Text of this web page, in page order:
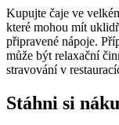
Kupujte čaje ve
které mohou mít
připravené nápoje.
může být relaxační
stravování v
Stáhni si